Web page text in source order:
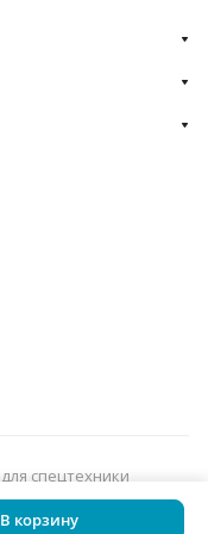
В корзину
спецтехники